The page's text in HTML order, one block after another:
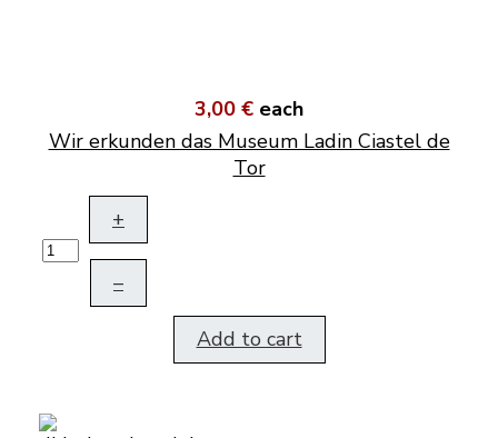
3,00 € each
Wir erkunden das Museum Ladin Ciastel de
Tor
+
–
Add to cart